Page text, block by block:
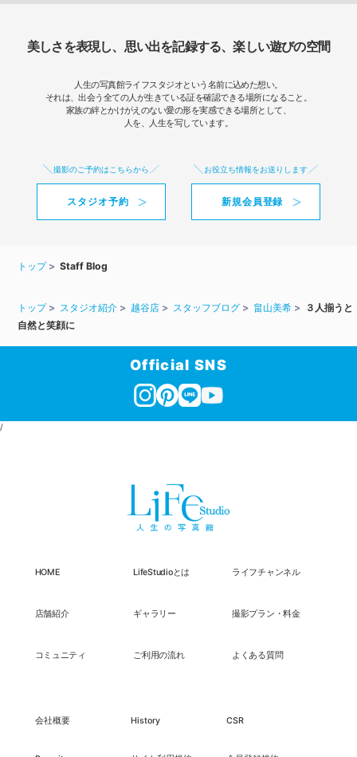
美しさを表現し、思い出を記録する、楽しい遊びの空間
人生の写真館ライフスタジオという名前に込めた想い。
それは、出会う全ての人が生きている証を確認できる場所になること。
家族の絆とかけがえのない愛の形を実感できる場所として、
人を、人生を写しています。
撮影のご予約はこちらから
スタジオ予約
お役立ち情報をお送りします
新規会員登録
トップ Staff Blog
トップ スタジオ紹介 越谷店 スタッフブログ 畠山美希
３人揃うと
自然と笑顔に
Official SNS
/
HOME LifeStudioとは ライフチャンネル
店舗紹介 ギャラリー 撮影プラン・料金
コミュニティ ご利用の流れ よくある質問
会社概要 History CSR